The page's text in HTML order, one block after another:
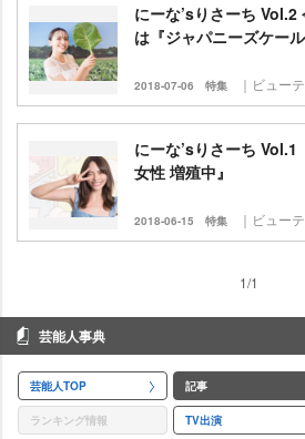
にーな’sりさーち
は『ジャパニーズケー
2018-07-06 特集 ｜ビュー
にーな’sりさーち
女性 増殖中』
2018-06-15 特集 ｜ビュー
1/1
芸能人事典
芸能人TOP 記事
ランキング情報 TV出演